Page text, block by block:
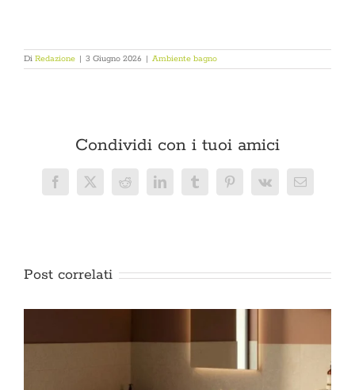
Di Redazione | 3 Giugno 2026 | Ambiente bagno
Condividi con i tuoi amici
Facebook
X RedditLinkedInTumblrPinterest
Vk Email
Post correlati